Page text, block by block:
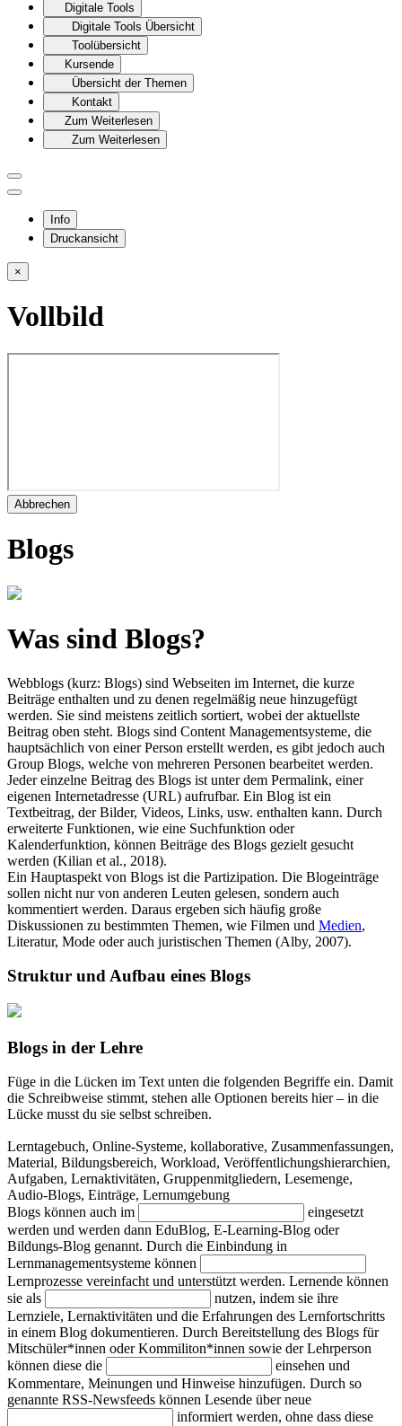
Digitale Tools
Digitale Tools Übersicht
Toolübersicht
Kursende
Übersicht der Themen
Kontakt
Zum Weiterlesen
Zum Weiterlesen
Info
Druckansicht
×
Vollbild
Abbrechen
Blogs
Was sind Blogs?
Webblogs (kurz: Blogs) sind Webseiten im Internet, die kurze
Beiträge enthalten und zu denen regelmäßig neue hinzugefügt
werden. Sie sind meistens zeitlich sortiert, wobei der aktuellste
Beitrag oben steht. Blogs sind Content Managementsysteme, die
hauptsächlich von einer Person erstellt werden, es gibt jedoch auch
Group Blogs, welche von mehreren Personen bearbeitet werden.
Jeder einzelne Beitrag des Blogs ist unter dem Permalink, einer
eigenen Internetadresse (URL) aufrufbar. Ein Blog ist ein
Textbeitrag, der Bilder, Videos, Links, usw. enthalten kann. Durch
erweiterte Funktionen, wie eine Suchfunktion oder
Kalenderfunktion, können Beiträge des Blogs gezielt gesucht
werden (Kilian et al., 2018).
Ein Hauptaspekt von Blogs ist die Partizipation. Die Blogeinträge
sollen nicht nur von anderen Leuten gelesen, sondern auch
kommentiert werden. Daraus ergeben sich häufig große
Diskussionen zu bestimmten Themen, wie Filmen und Medien,
Literatur, Mode oder auch juristischen Themen (Alby, 2007).
Struktur und Aufbau eines Blogs
Blogs in der Lehre
Füge in die Lücken im Text unten die folgenden Begriffe ein. Damit
die Schreibweise stimmt, stehen alle Optionen bereits hier – in die
Lücke musst du sie selbst schreiben.
Lerntagebuch, Online-Systeme, kollaborative, Zusammenfassungen,
Material, Bildungsbereich, Workload, Veröffentlichungshierarchien,
Aufgaben, Lernaktivitäten, Gruppenmitgliedern, Lesemenge,
Audio-Blogs, Einträge, Lernumgebung
Blogs können auch im
eingesetzt
werden und werden dann EduBlog, E-Learning-Blog oder
Bildungs-Blog genannt. Durch die Einbindung in
Lernmanagementsysteme können
Lernprozesse vereinfacht und unterstützt werden. Lernende können
sie als
nutzen, indem sie ihre
Lernziele, Lernaktivitäten und die Erfahrungen des Lernfortschritts
in einem Blog dokumentieren. Durch Bereitstellung des Blogs für
Mitschüler*innen oder Kommiliton*innen sowie der Lehrperson
können diese die
einsehen und
Kommentare, Meinungen und Hinweise hinzufügen. Durch so
genannte RSS-Newsfeeds können Lesende über neue
informiert werden, ohne dass diese